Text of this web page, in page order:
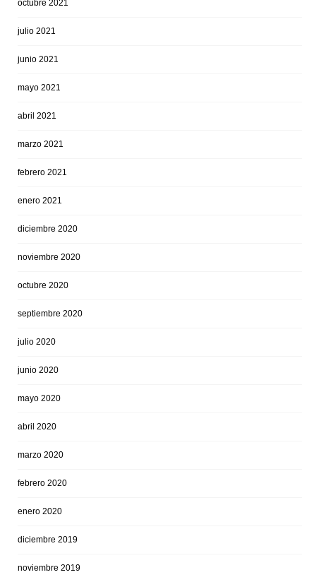
octubre 2021
julio 2021
junio 2021
mayo 2021
abril 2021
marzo 2021
febrero 2021
enero 2021
diciembre 2020
noviembre 2020
octubre 2020
septiembre 2020
julio 2020
junio 2020
mayo 2020
abril 2020
marzo 2020
febrero 2020
enero 2020
diciembre 2019
noviembre 2019